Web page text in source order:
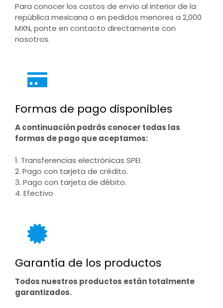
Para conocer los costos de envío al interior de la
república mexicana o en pedidos menores a 2,000
MXN, ponte en contacto directamente con
nosotros.
Formas de pago disponibles
A continuación podrás conocer todas las
formas de pago que aceptamos:
1. Transferencias electrónicas SPEI.
2. Pago con tarjeta de crédito.
3. Pago con tarjeta de débito.
4. Efectivo
Garantía de los productos
Todos nuestros productos están totalmente
garantizados.